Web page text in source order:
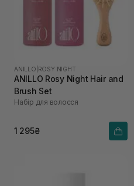
ANILLO ROSY NIGHT
ANILLO Rosy Night Hair and
Brush Set
Набір для волосся
1 295₴